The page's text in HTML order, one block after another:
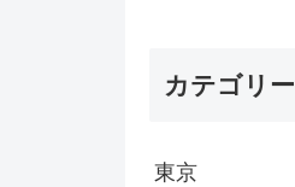
カテゴリー
東京